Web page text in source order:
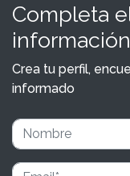
Completa
Crea tu perfil,
informado